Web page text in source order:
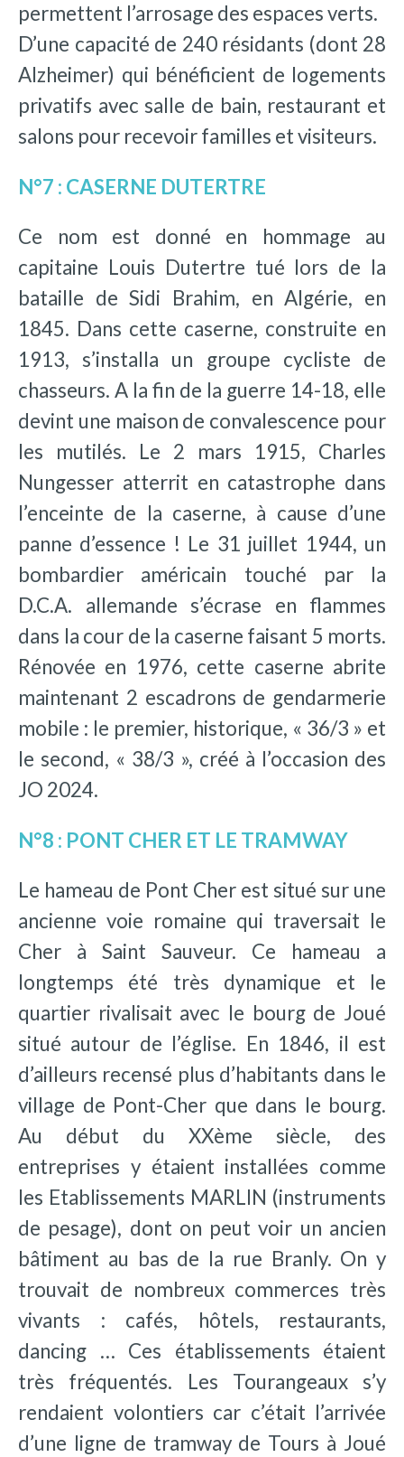
permettent l’arrosage des espaces verts.
D’une capacité de 240 résidants (dont 28
Alzheimer) qui bénéficient de logements
privatifs avec salle de bain, restaurant et
salons pour recevoir familles et visiteurs.
N°7 : CASERNE DUTERTRE
Ce nom est donné en hommage au
capitaine Louis Dutertre tué lors de la
bataille de Sidi Brahim, en Algérie, en
1845. Dans cette caserne, construite en
1913, s’installa un groupe cycliste de
chasseurs. A la fin de la guerre 14-18, elle
devint une maison de convalescence pour
les mutilés. Le 2 mars 1915, Charles
Nungesser atterrit en catastrophe dans
l’enceinte de la caserne, à cause d’une
panne d’essence ! Le 31 juillet 1944, un
bombardier américain touché par la
D.C.A. allemande s’écrase en flammes
dans la cour de la caserne faisant 5 morts.
Rénovée en 1976, cette caserne abrite
maintenant 2 escadrons de gendarmerie
mobile : le premier, historique, « 36/3 » et
le second, « 38/3 », créé à l’occasion des
JO 2024.
N°8 : PONT CHER ET LE TRAMWAY
Le hameau de Pont Cher est situé sur une
ancienne voie romaine qui traversait le
Cher à Saint Sauveur. Ce hameau a
longtemps été très dynamique et le
quartier rivalisait avec le bourg de Joué
situé autour de l’église. En 1846, il est
d’ailleurs recensé plus d’habitants dans le
village de Pont-Cher que dans le bourg.
Au début du XXème siècle, des
entreprises y étaient installées comme
les Etablissements MARLIN (instruments
de pesage), dont on peut voir un ancien
bâtiment au bas de la rue Branly. On y
trouvait de nombreux commerces très
vivants : cafés, hôtels, restaurants,
dancing … Ces établissements étaient
très fréquentés. Les Tourangeaux s’y
rendaient volontiers car c’était l’arrivée
d’une ligne de tramway de Tours à Joué